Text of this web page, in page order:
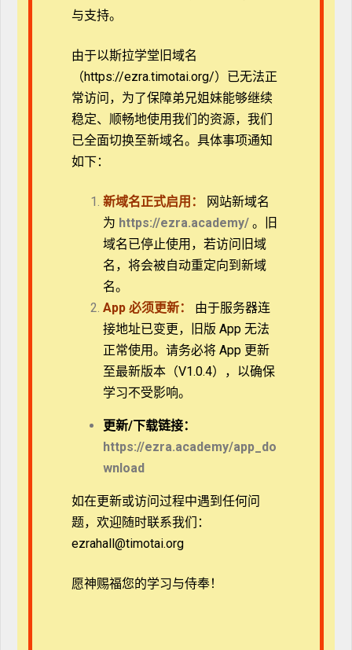
练，建立与主耶稣之长久亲密的关系，促进属灵生命的
持续成长。
（3） Equip装备：透过参与门徒训练的过程，培养互
相扶持、彼此造就的经历，以及带领小组的技巧，用以
训练、栽培与装备信徒。
（4） Empower差遣：完成门徒训练课程后，能得能
力，充满信心地投入栽培门徒、倍增门徒的事工中，实
践主托付教会的大使命。
学员完成九个主题的门徒训练之后，还可以继续学习郭
教授所出版的其他门训教材。
本课程应搭配教材使用（点击图片进入购买页面）
与支持。
由于以斯拉学堂旧域名
（https://ezra.timotai.org/）已无法正
常访问， 为了保障弟兄姐妹能够继续
稳定、顺畅地使用我们的资源，我们
已全面切换至新域名。具体事项通知
如下：
新域名正式启用：
网站新域名
为 https://ezra.academy/ 。旧
域名已停止使用，若访问旧域
名，将会被自动重定向到新域
名。
App必须更新：
由于服务器连
接地址已变更，旧版 App 无法
正常使用。请务必将 App 更新
至最新版本（V1.0.4），以确保
学习不受影响。
更新/下载链接：
https://ezra.academy/app_do
wnload
如在更新或访问过程中遇到任何问
题，欢迎随时联系我们：
ezrahall@timotai.org
愿神赐福您的学习与侍奉！